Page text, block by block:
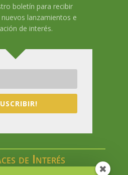
boletín para recibir
lanzamientos e
de interés.
de Interés